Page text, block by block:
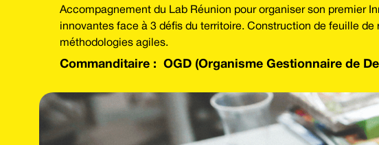
Accompagnement du Lab Réunion pour organiser son premier
innovantes face à 3 défis du territoire. Construction de feuille
méthodologies agiles.
Commanditaire : OGD (Organisme Gestionnaire de